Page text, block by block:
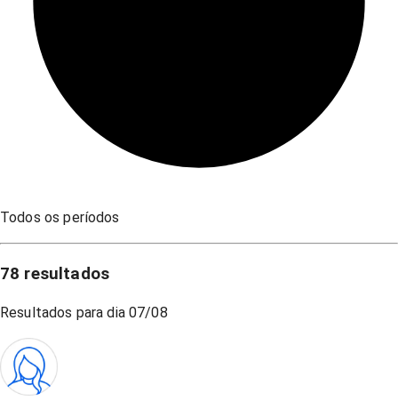
Todos os períodos
78 resultados
Resultados para dia 07/08